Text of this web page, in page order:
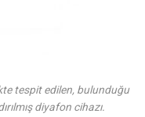
tespit edilen, bulunduğu
diyafon cihazı.